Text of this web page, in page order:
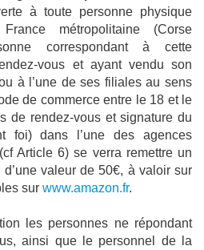
à toute personne physique
métropolitaine (Corse
correspondant à cette
-vous et ayant vendu son
à l’une de ses filiales au sens
de commerce entre le 18 et le
de rendez-vous et signature du
foi) dans l’une des agences
Article 6) se verra remettre un
valeur de 50€, à valoir sur
sur www.amazon.fr.
les personnes ne répondant
ainsi que le personnel de la